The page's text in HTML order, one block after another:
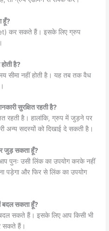
हूँ?
कर सकते हैं। इसके लिए ग्रुप
है?
सीमा नहीं होती है। यह तब तक वैध
सुरक्षित रहती है?
रहती है। हालांकि, ग्रुप में जुड़ने पर
अन्य सदस्यों को दिखाई दे सकती है।
जुड़ सकता हूँ?
पुनः उसी लिंक का उपयोग करके नहीं
पड़ेगा और फिर से लिंक का उपयोग
बदल सकता हूँ?
सकते हैं। इसके लिए आप किसी भी
सकते हैं।